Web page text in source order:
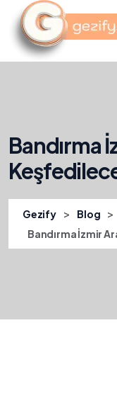
Bandırma
Gezify > Blog >
Bandırma İzmir